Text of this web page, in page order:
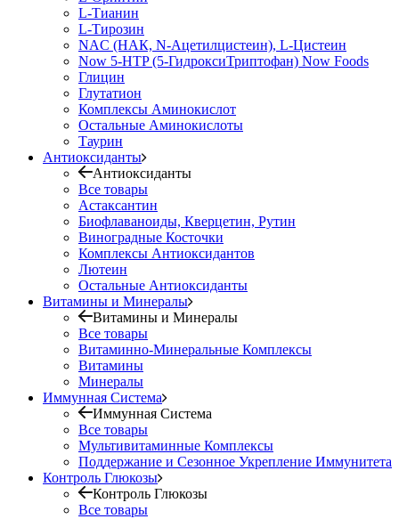
L-Тианин
L-Тирозин
NAC (НАК, N-Ацетилцистеин), L-Цистеин
Now 5-HTP (5-ГидроксиТриптофан) Now Foods
Глицин
Глутатион
Комплексы Аминокислот
Остальные Аминокислоты
Таурин
Антиоксиданты
Антиоксиданты
Все товары
Астаксантин
Биофлаваноиды, Кверцетин, Рутин
Виноградные Косточки
Комплексы Антиоксидантов
Лютеин
Остальные Антиоксиданты
Витамины и Минералы
Витамины и Минералы
Все товары
Витаминно-Минеральные Комплексы
Витамины
Минералы
Иммунная Система
Иммунная Система
Все товары
Мультивитаминные Комплексы
Поддержание и Сезонное Укрепление Иммунитета
Контроль Глюкозы
Контроль Глюкозы
Все товары